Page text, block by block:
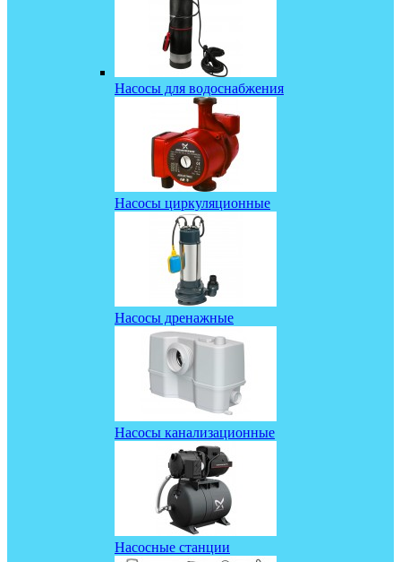
Насосы для водоснабжения
Насосы циркуляционные
Насосы дренажные
Насосы канализационные
Насосные станции